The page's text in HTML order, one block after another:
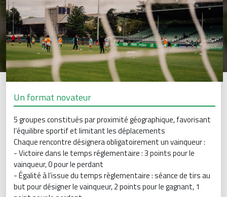
Un format novateur
5 groupes constitués par proximité géographique, favorisant
l’équilibre sportif et limitant les déplacements
Chaque rencontre désignera obligatoirement un vainqueur :
- Victoire dans le temps réglementaire : 3 points pour le
vainqueur, 0 pour le perdant
- Égalité à l’issue du temps règlementaire : séance de tirs au
but pour désigner le vainqueur, 2 points pour le gagnant, 1